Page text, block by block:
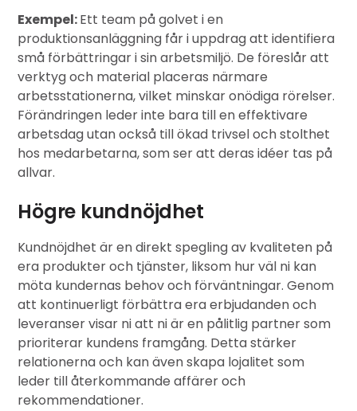
Exempel:Ett team på golvet i en
produktionsanläggning får i uppdrag att identifiera
små förbättringar i sin arbetsmiljö. De föreslår att
verktyg och material placeras närmare
arbetsstationerna, vilket minskar onödiga rörelser.
Förändringen leder inte bara till en effektivare
arbetsdag utan också till ökad trivsel och stolthet
hos medarbetarna, som ser att deras idéer tas på
allvar.
Högre kundnöjdhet
Kundnöjdhet är en direkt spegling av kvaliteten på
era produkter och tjänster, liksom hur väl ni kan
möta kundernas behov och förväntningar. Genom
att kontinuerligt förbättra era erbjudanden och
leveranser visar ni att ni är en pålitlig partner som
prioriterar kundens framgång. Detta stärker
relationerna och kan även skapa lojalitet som
leder till återkommande affärer och
rekommendationer.